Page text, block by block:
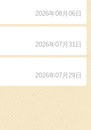
2026年08月06日
2026年07月31日
2026年07月29日